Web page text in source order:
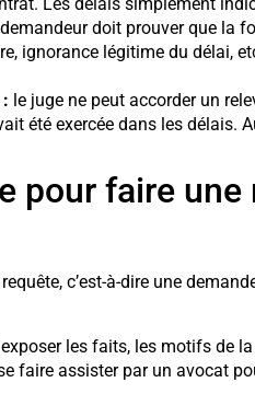
Les délais simplement
demandeur doit prouver que la
ignorance légitime du délai,
le juge ne peut accorder un
été exercée dans les délais.
pour faire
c’est-à-dire une
les faits, les motifs de
faire assister par un avocat